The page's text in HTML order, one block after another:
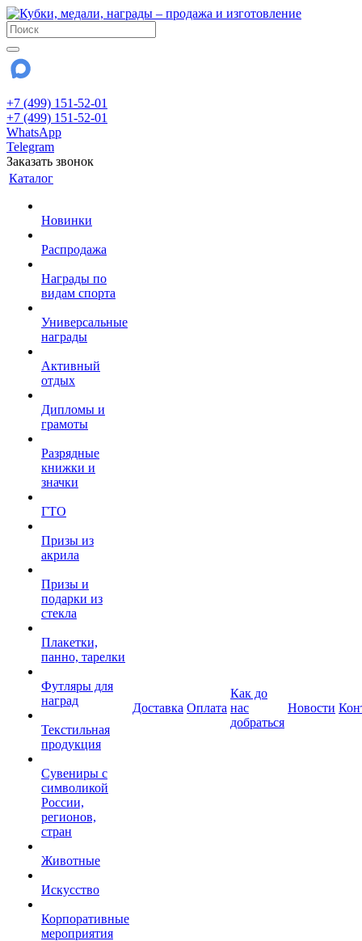
+7 (499) 151-52-01
+7 (499) 151-52-01
WhatsApp
Telegram
Заказать звонок
Каталог
Новинки
Распродажа
Награды по
видам спорта
Универсальные
награды
Активный
отдых
Дипломы и
грамоты
Разрядные
книжки и
значки
ГТО
Призы из
акрила
Призы и
подарки из
стекла
Плакетки,
панно, тарелки
Футляры для
наград
Текстильная
продукция
Сувениры с
символикой
России,
регионов,
стран
Животные
Искусство
Корпоративные
мероприятия
Доставка Оплата
Как до
нас
добраться
Новости